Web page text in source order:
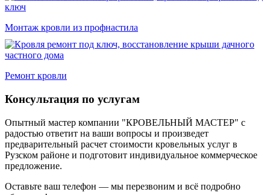
Монтаж кровли из профнастила
Ремонт кровли
Консультация по услугам
Опытный мастер компании "КРОВЕЛЬНЫЙ МАСТЕР" с
радостью ответит на ваши вопросы и произведет
предварительный расчет стоимости кровельных услуг в
Рузском районе и подготовит индивидуальное коммерческое
предложение.
Оставьте ваш телефон — мы перезвоним и всё подробно